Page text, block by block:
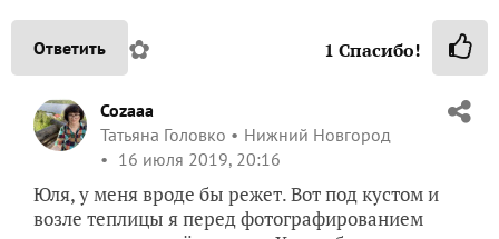
Ответить ✿ 1 Спасибо!
Cozaaa
Татьяна Головко
Нижний Новгород
16 июля 2019, 20:16
Юля, у меня вроде бы режет. Вот под кустом и
возле теплицы я перед фотографированием